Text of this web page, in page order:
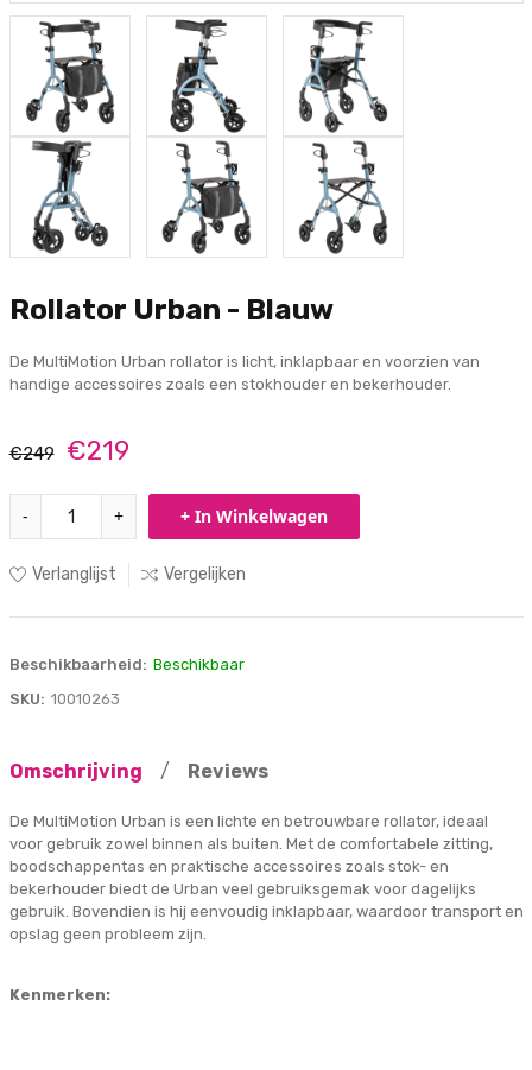
Rollator Urban - Blauw
De MultiMotion Urban rollator is licht, inklapbaar en voorzien van
handige accessoires zoals een stokhouder en bekerhouder.
€249 €219
- + + In Winkelwagen
Verlanglijst Vergelijken
Beschikbaarheid: Beschikbaar
SKU: 10010263
Omschrijving / Reviews
De MultiMotion Urban is een lichte en betrouwbare rollator, ideaal
voor gebruik zowel binnen als buiten. Met de comfortabele zitting,
boodschappentas en praktische accessoires zoals stok- en
bekerhouder biedt de Urban veel gebruiksgemak voor dagelijks
gebruik. Bovendien is hij eenvoudig inklapbaar, waardoor transport en
opslag geen probleem zijn.
Kenmerken: